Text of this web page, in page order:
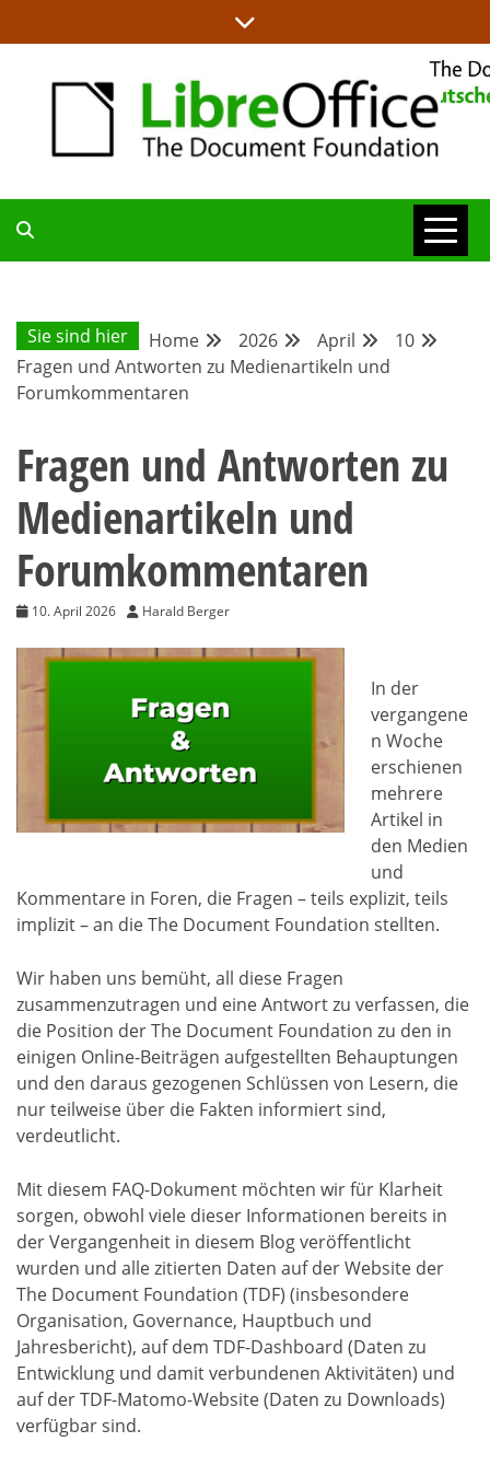
to
DEUTSCHER
COMMUNITY-
BLOG
Sie sind hier Home 2026 April
10
Fragen und Antworten zu Medienartikeln und
Forumkommentaren
Fragen und Antworten zu
Medienartikeln und
Forumkommentaren
10. April 2026 Harald Berger
In der
vergangene
n Woche
erschienen
mehrere
Artikel in
den Medien
und
Kommentare in Foren, die Fragen – teils explizit, teils
implizit – an die The Document Foundation stellten.
Wir haben uns bemüht, all diese Fragen
zusammenzutragen und eine Antwort zu verfassen, die
die Position der The Document Foundation zu den in
einigen Online-Beiträgen aufgestellten Behauptungen
und den daraus gezogenen Schlüssen von Lesern, die
nur teilweise über die Fakten informiert sind,
verdeutlicht.
Mit diesem FAQ-Dokument möchten wir für Klarheit
sorgen, obwohl viele dieser Informationen bereits in
der Vergangenheit in diesem Blog veröffentlicht
wurden und alle zitierten Daten auf der Website der
The Document Foundation (TDF) (insbesondere
Organisation, Governance, Hauptbuch und
Jahresbericht), auf dem TDF-Dashboard (Daten zu
Entwicklung und damit verbundenen Aktivitäten) und
auf der TDF-Matomo-Website (Daten zu Downloads)
verfügbar sind.